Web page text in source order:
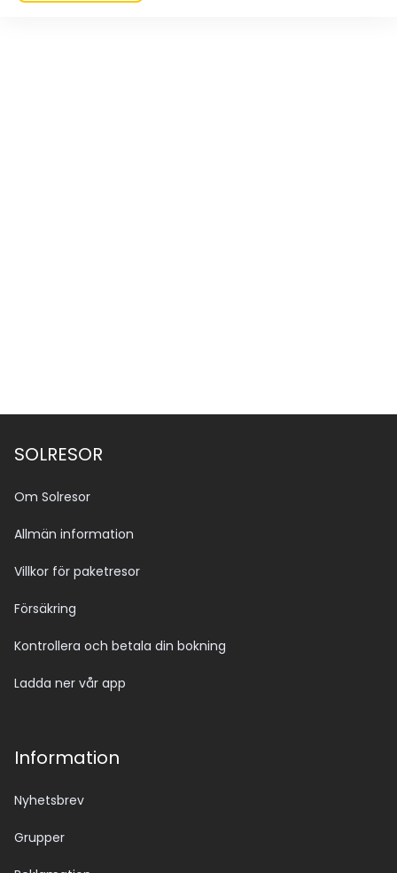
SOLRESOR
Om Solresor
Allmän information
Villkor för paketresor
Försäkring
Kontrollera och betala din bokning
Ladda ner vår app
Information
Nyhetsbrev
Grupper